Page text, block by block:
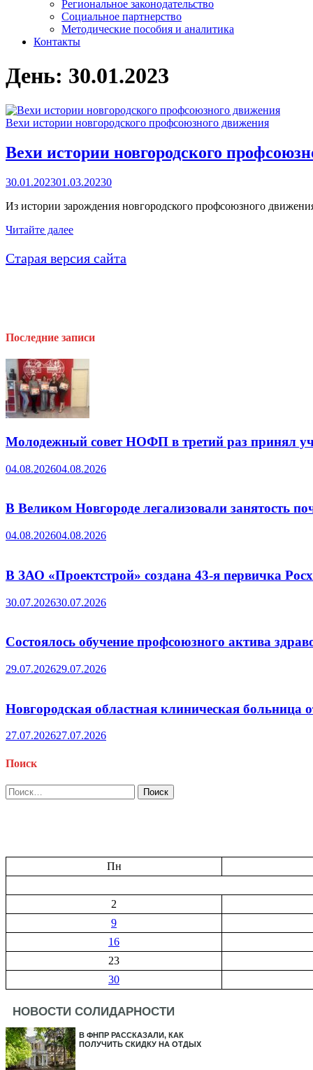
Региональное законодательство
Социальное партнерство
Методические пособия и аналитика
Контакты
День: 30.01.2023
Вехи истории новгородского профсоюзного движения
Вехи истории новгородского
30.01.202301.03.20230
Из истории зарождения новгородского профсоюзного
Вехи
новгородского
профсоюзного
Читайте далее
Старая версия сайта
Последние записи
Молодежный совет НОФП в третий раз принял
04.08.202604.08.2026
В Великом Новгороде легализовали занятость
04.08.202604.08.2026
В ЗАО «Проектстрой» создана 43-я первичка
30.07.202630.07.2026
Состоялось обучение профсоюзного актива
29.07.202629.07.2026
Новгородская областная клиническая больница
27.07.202627.07.2026
Поиск
Найти:
Пн
2
9
16
23
30
НОВОСТИ СОЛИДАРНОСТИ
В ФНПР РАССКАЗАЛИ, КАК
ПОЛУЧИТЬ СКИДКУ НА ОТДЫХ